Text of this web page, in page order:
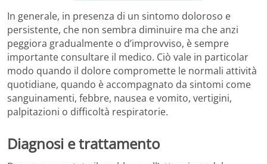
In generale, in presenza di un sintomo doloroso e
persistente, che non sembra diminuire ma che anzi
peggiora gradualmente o d’improvviso, è sempre
importante consultare il medico. Ciò vale in particolar
modo quando il dolore compromette le normali attività
quotidiane, quando è accompagnato da sintomi come
sanguinamenti, febbre, nausea e vomito, vertigini,
palpitazioni o difficoltà respiratorie.
Diagnosi e trattamento